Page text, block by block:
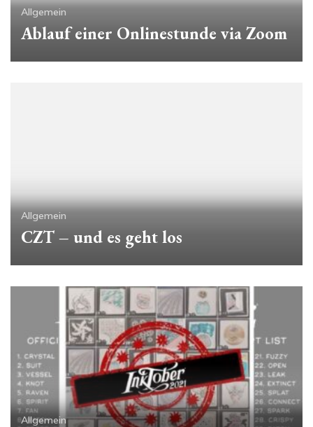
Allgemein
Ablauf einer Onlinestunde via Zoom
Allgemein
CZT – und es geht los
Allgemein